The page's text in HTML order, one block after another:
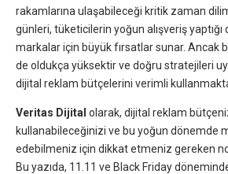
rakamlarına ulaşabileceği kritik zaman
günleri, tüketicilerin yoğun alışveriş
markalar için büyük fırsatlar sunar. Ancak
de oldukça yüksektir ve doğru stratejileri
dijital reklam bütçelerini verimli
Veritas Dijital olarak, dijital reklam
kullanabileceğinizi ve bu yoğun dönemde
edebilmeniz için dikkat etmeniz gereken
Bu yazıda, 11.11 ve Black Friday